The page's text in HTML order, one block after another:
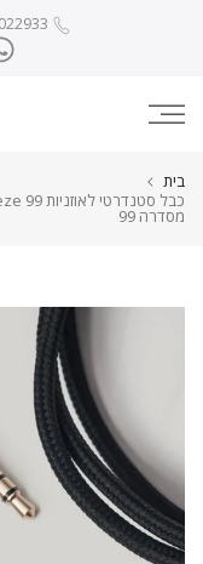
בית
מסדרה 99